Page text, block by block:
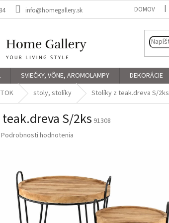
info@homegallery.sk DOMOV
SVIEČKY, VÔNE, AROMOLAMPY DEKORÁCIE
stoly, stolíky Stolíky z teak.dreva S/2ks
S/2ks 91308
Podrobnosti hodnotenia